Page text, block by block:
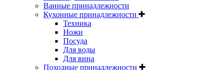
Ванные принадлежности
Кухонные принадлежности
Техника
Ножи
Посуда
Для воды
Для вина
Походные принадлежности